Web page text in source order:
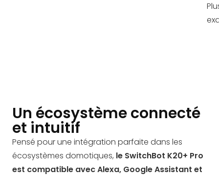
Un écosystème connecté
et intuitif
Pensé pour une intégration parfaite dans les
écosystèmes domotiques, le SwitchBot K20+ Pro
est compatible avecAlexa, Google Assistant et